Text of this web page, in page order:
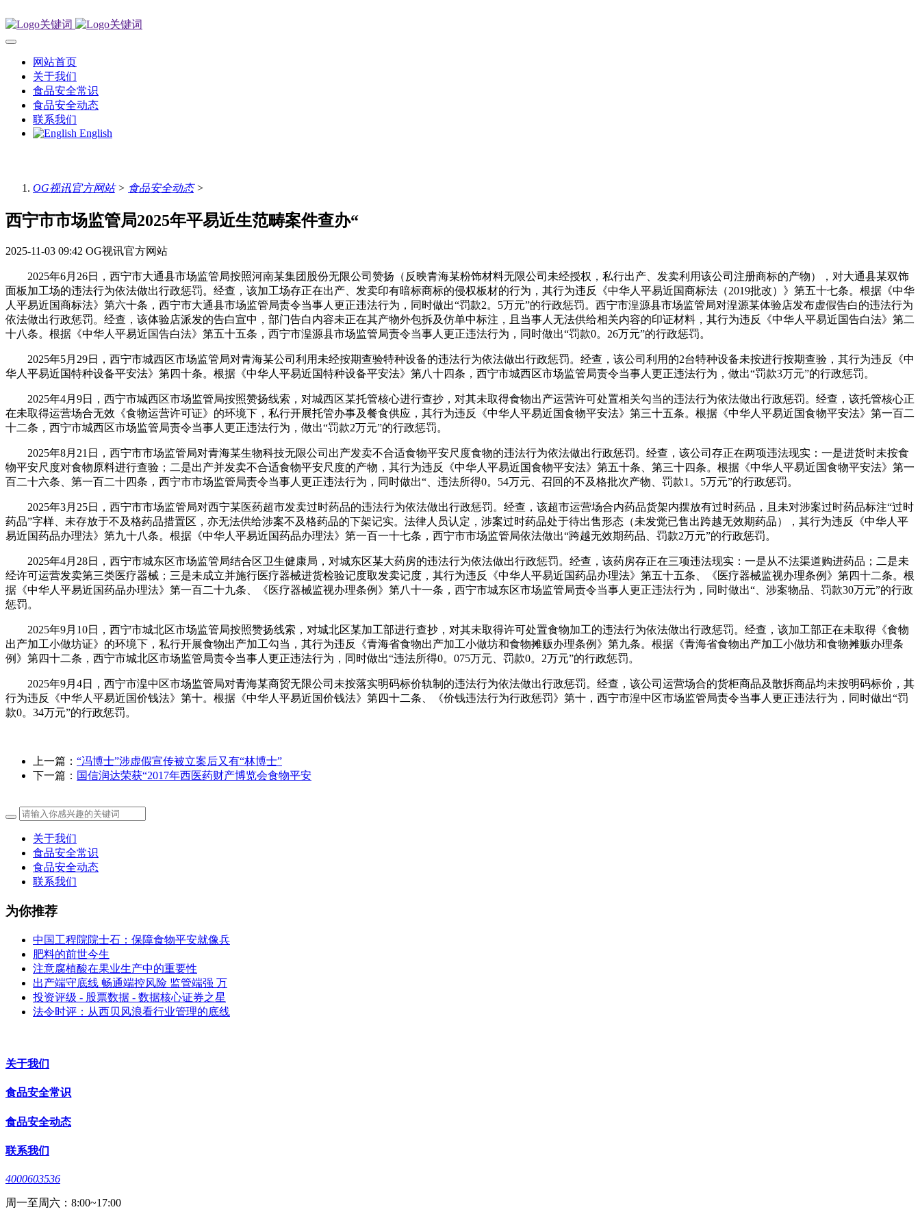
网站首页
关于我们
食品安全常识
食品安全动态
联系我们
English
OG视讯官方网站> 食品安全动态>
西宁市市场监管局2025年平易近生范畴案件查办“
2025-11-03 09:42 OG视讯官方网站
2025年6月26日，西宁市大通县市场监管局按照河南某集团股份无限公司赞扬（反映青海某粉饰材料无限公司未经授权，私行出产、发卖利用该公司注册商标的产物），对大通县某双饰
面板加工场的违法行为依法做出行政惩罚。经查，该加工场存正在出产、发卖印有暗标商标的侵权板材的行为，其行为违反《中华人平易近国商标法（2019批改）》第五十七条。根据《中华
人平易近国商标法》第六十条，西宁市大通县市场监管局责令当事人更正违法行为，同时做出“罚款2。5万元”的行政惩罚。西宁市湟源县市场监管局对湟源某体验店发布虚假告白的违法行为
依法做出行政惩罚。经查，该体验店派发的告白宣中，部门告白内容未正在其产物外包拆及仿单中标注，且当事人无法供给相关内容的印证材料，其行为违反《中华人平易近国告白法》第二
十八条。根据《中华人平易近国告白法》第五十五条，西宁市湟源县市场监管局责令当事人更正违法行为，同时做出“罚款0。26万元”的行政惩罚。
2025年5月29日，西宁市城西区市场监管局对青海某公司利用未经按期查验特种设备的违法行为依法做出行政惩罚。经查，该公司利用的2台特种设备未按进行按期查验，其行为违反《中
华人平易近国特种设备平安法》第四十条。根据《中华人平易近国特种设备平安法》第八十四条，西宁市城西区市场监管局责令当事人更正违法行为，做出“罚款3万元”的行政惩罚。
2025年4月9日，西宁市城西区市场监管局按照赞扬线索，对城西区某托管核心进行查抄，对其未取得食物出产运营许可处置相关勾当的违法行为依法做出行政惩罚。经查，该托管核心正
在未取得运营场合无效《食物运营许可证》的环境下，私行开展托管办事及餐食供应，其行为违反《中华人平易近国食物平安法》第三十五条。根据《中华人平易近国食物平安法》第一百二
十二条，西宁市城西区市场监管局责令当事人更正违法行为，做出“罚款2万元”的行政惩罚。
2025年8月21日，西宁市市场监管局对青海某生物科技无限公司出产发卖不合适食物平安尺度食物的违法行为依法做出行政惩罚。经查，该公司存正在两项违法现实：一是进货时未按食
物平安尺度对食物原料进行查验；二是出产并发卖不合适食物平安尺度的产物，其行为违反《中华人平易近国食物平安法》第五十条、第三十四条。根据《中华人平易近国食物平安法》第一
百二十六条、第一百二十四条，西宁市市场监管局责令当事人更正违法行为，同时做出“、违法所得0。54万元、召回的不及格批次产物、罚款1。5万元”的行政惩罚。
2025年3月25日，西宁市市场监管局对西宁某医药超市发卖过时药品的违法行为依法做出行政惩罚。经查，该超市运营场合内药品货架内摆放有过时药品，且未对涉案过时药品标注“过时
药品”字样、未存放于不及格药品措置区，亦无法供给涉案不及格药品的下架记实。法律人员认定，涉案过时药品处于待出售形态（未发觉已售出跨越无效期药品），其行为违反《中华人平
易近国药品办理法》第九十八条。根据《中华人平易近国药品办理法》第一百一十七条，西宁市市场监管局依法做出“跨越无效期药品、罚款2万元”的行政惩罚。
2025年4月28日，西宁市城东区市场监管局结合区卫生健康局，对城东区某大药房的违法行为依法做出行政惩罚。经查，该药房存正在三项违法现实：一是从不法渠道购进药品；二是未
经许可运营发卖第三类医疗器械；三是未成立并施行医疗器械进货检验记度取发卖记度，其行为违反《中华人平易近国药品办理法》第五十五条、《医疗器械监视办理条例》第四十二条。根
据《中华人平易近国药品办理法》第一百二十九条、《医疗器械监视办理条例》第八十一条，西宁市城东区市场监管局责令当事人更正违法行为，同时做出“、涉案物品、罚款30万元”的行政
惩罚。
2025年9月10日，西宁市城北区市场监管局按照赞扬线索，对城北区某加工部进行查抄，对其未取得许可处置食物加工的违法行为依法做出行政惩罚。经查，该加工部正在未取得《食物
出产加工小做坊证》的环境下，私行开展食物出产加工勾当，其行为违反《青海省食物出产加工小做坊和食物摊贩办理条例》第九条。根据《青海省食物出产加工小做坊和食物摊贩办理条
例》第四十二条，西宁市城北区市场监管局责令当事人更正违法行为，同时做出“违法所得0。075万元、罚款0。2万元”的行政惩罚。
2025年9月4日，西宁市湟中区市场监管局对青海某商贸无限公司未按落实明码标价轨制的违法行为依法做出行政惩罚。经查，该公司运营场合的货柜商品及散拆商品均未按明码标价，其
行为违反《中华人平易近国价钱法》第十。根据《中华人平易近国价钱法》第四十二条、《价钱违法行为行政惩罚》第十，西宁市湟中区市场监管局责令当事人更正违法行为，同时做出“罚
款0。34万元”的行政惩罚。
上一篇： “冯博士”涉虚假宣传被立案后又有“林博士”
下一篇： 国信润达荣获“2017年西医药财产博览会食物平安
关于我们
食品安全常识
食品安全动态
联系我们
为你推荐
中国工程院院士石：保障食物平安就像兵
肥料的前世今生
注意腐植酸在果业生产中的重要性
出产端守底线 畅通端控风险 监管端强 万
投资评级 - 股票数据 - 数据核心证券之星
法令时评：从西贝风浪看行业管理的底线
关于我们
食品安全常识
食品安全动态
联系我们
4000603536
周一至周六：8:00~17:00